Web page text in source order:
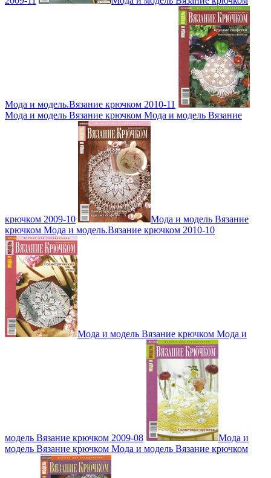
Мода и модель.Вязание крючком 2010-11
Мода и модель Вязание крючком Мода и модель Вязание
крючком 2009-10
Мода и модель Вязание
крючком Мода и модель.Вязание крючком 2010-10
Мода и модель Вязание крючком Мода и
модель Вязание крючком 2009-08
Мода и
модель Вязание крючком Мода и модель Вязание крючком